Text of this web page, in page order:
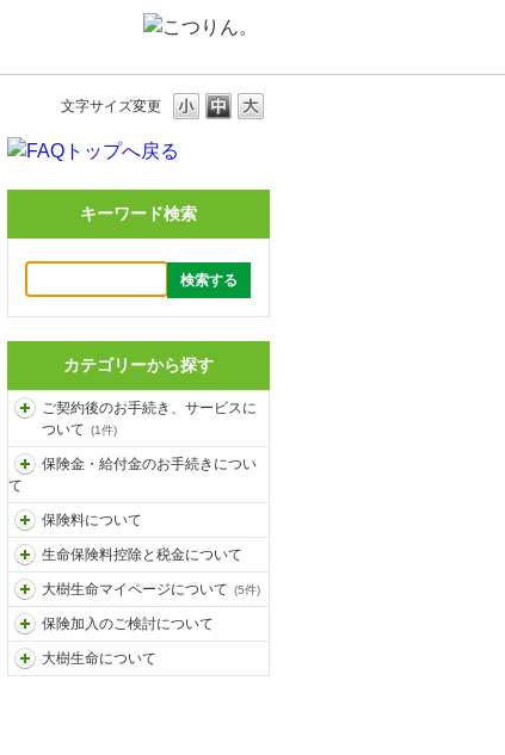
文字サイズ変更
キーワード検索
カテゴリーから探す
ご契約後のお手続き、サービスに
ついて (1件)
保険金・給付金のお手続きについ
て
保険料について
生命保険料控除と税金について
大樹生命マイページについて (5件)
保険加入のご検討について
大樹生命について